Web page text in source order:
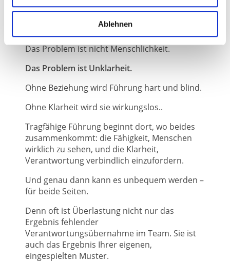
Ablehnen
menschlich, aber am Ende tragen wieder
Das Problem ist nicht Menschlichkeit.
Das Problem ist Unklarheit.
Ohne Beziehung wird Führung hart und blind.
Ohne Klarheit wird sie wirkungslos..
Tragfähige Führung beginnt dort, wo beides
zusammenkommt: die Fähigkeit, Menschen
wirklich zu sehen, und die Klarheit,
Verantwortung verbindlich einzufordern.
Und genau dann kann es unbequem werden –
für beide Seiten.
Denn oft ist Überlastung nicht nur das
Ergebnis fehlender
Verantwortungsübernahme im Team. Sie ist
auch das Ergebnis Ihrer eigenen,
eingespielten Muster.